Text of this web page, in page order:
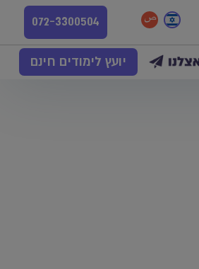
072-3300504
יועץ לימודים חינם